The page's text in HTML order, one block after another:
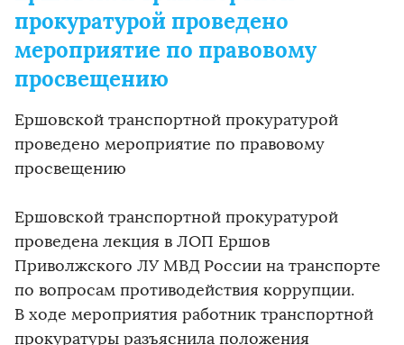
прокуратурой проведено
мероприятие по правовому
просвещению
Ершовской транспортной прокуратурой
проведено мероприятие по правовому
просвещению
Ершовской транспортной прокуратурой
проведена лекция в ЛОП Ершов
Приволжского ЛУ МВД России на транспорте
по вопросам противодействия коррупции.
В ходе мероприятия работник транспортной
прокуратуры разъяснила положения